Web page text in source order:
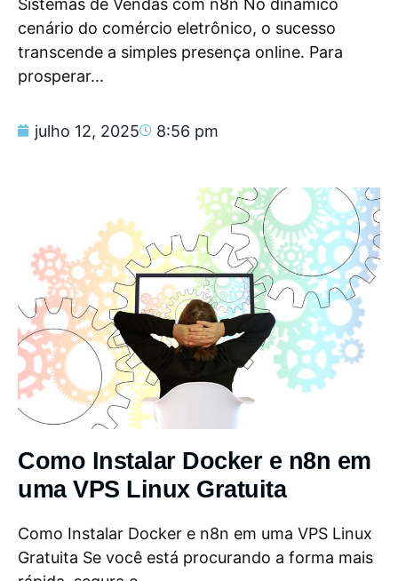
Sistemas de Vendas com n8n No dinâmico
cenário do comércio eletrônico, o sucesso
transcende a simples presença online. Para
prosperar...
julho 12, 2025 8:56 pm
Como Instalar Docker e n8n em
uma VPS Linux Gratuita
Como Instalar Docker e n8n em uma VPS Linux
Gratuita Se você está procurando a forma mais